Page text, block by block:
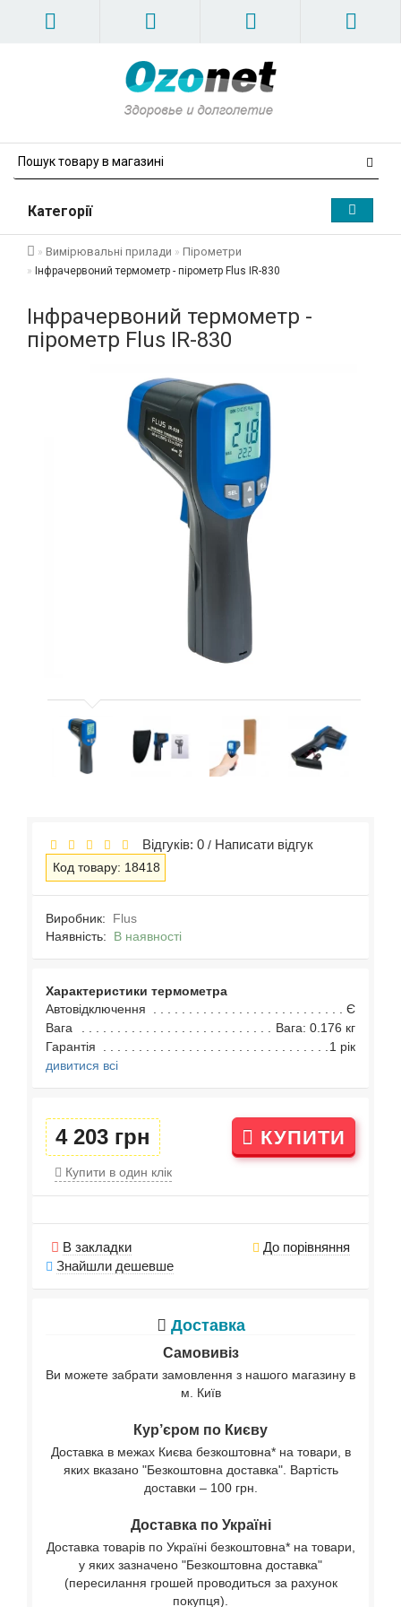
Категорії
Вимірювальні прилади Пірометри
Інфрачервоний термометр - пірометр Flus IR-830
Інфрачервоний термометр -
пірометр Flus IR-830
Відгуків: 0 / Написати відгук
Код товару: 18418
Виробник:
Flus
Наявність: В наявності
Характеристики термометра
Автовідключення
Є
Вага
Вага: 0.176 кг
Гарантія
1 рік
дивитися всі
4 203 грн КУПИТИ
Купити в один клік
В закладки
До порівняння
Знайшли дешевше
Доставка
Самовивіз
Ви можете забрати замовлення з нашого магазину в
м. Київ
Кур’єром по Києву
Доставка в межах Києва безкоштовна* на товари, в
яких вказано "Безкоштовна доставка". Вартість
доставки – 100 грн.
Доставка по Україні
Доставка товарів по Україні безкоштовна* на товари,
у яких зазначено "Безкоштовна доставка"
(пересилання грошей проводиться за рахунок
покупця).